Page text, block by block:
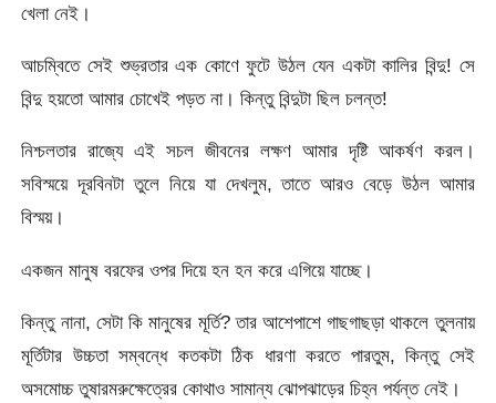
খেলা নেই।
আচম্বিতে সেই শুভ্রতার এক কোণে ফুটে উঠল যেন একটা কালির বিন্দু! সে
বিন্দু হয়তো আমার চোখেই পড়ত না। কিন্তু বিন্দুটা ছিল চলন্ত!
নিশ্চলতার রাজ্যে এই সচল জীবনের লক্ষণ আমার দৃষ্টি আকর্ষণ করল।
সবিস্ময়ে দূরবিনটা তুলে নিয়ে যা দেখলুম, তাতে আরও বেড়ে উঠল আমার
বিস্ময়।
একজন মানুষ বরফের ওপর দিয়ে হন হন করে এগিয়ে যাচ্ছে।
কিন্তু নানা, সেটা কি মানুষের মূর্তি? তার আশেপাশে গাছগাছড়া থাকলে তুলনায়
মূর্তিটার উচ্চতা সম্বন্ধে কতকটা ঠিক ধারণা করতে পারতুম, কিন্তু সেই
অসমোচ্চ তুষারমরুক্ষেত্রের কোথাও সামান্য ঝোপঝাড়ের চিহ্ন পর্যন্ত নেই।